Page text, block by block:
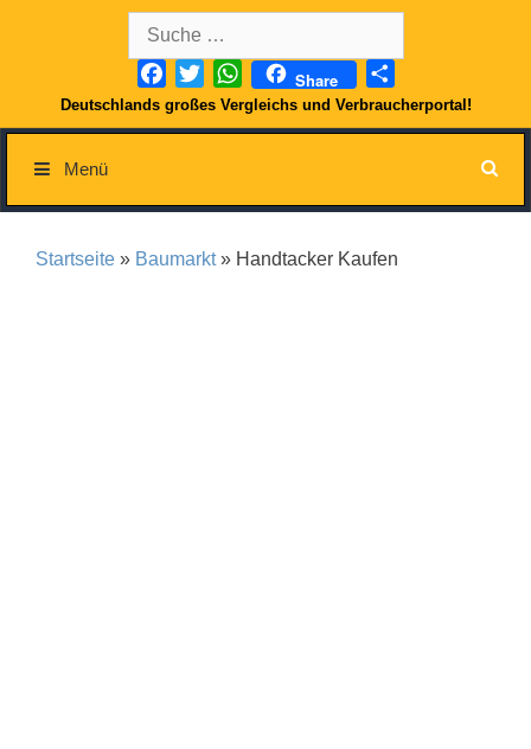
nach:
Facebook
TwitterWhatsApp
Share
Deutschlands großes Vergleichs und Verbraucherportal!
Menü
Startseite » Baumarkt» Handtacker Kaufen